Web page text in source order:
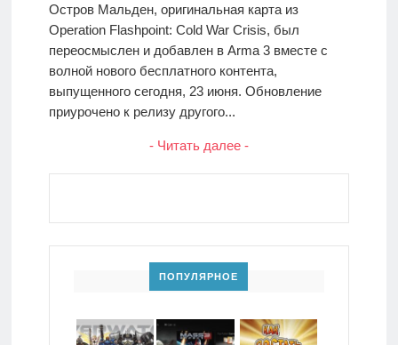
Остров Мальден, оригинальная карта из
Operation Flashpoint: Cold War Crisis, был
переосмыслен и добавлен в Arma 3 вместе с
волной нового бесплатного контента,
выпущенного сегодня, 23 июня. Обновление
приурочено к релизу другого...
- Читать далее -
ПОПУЛЯРНОЕ